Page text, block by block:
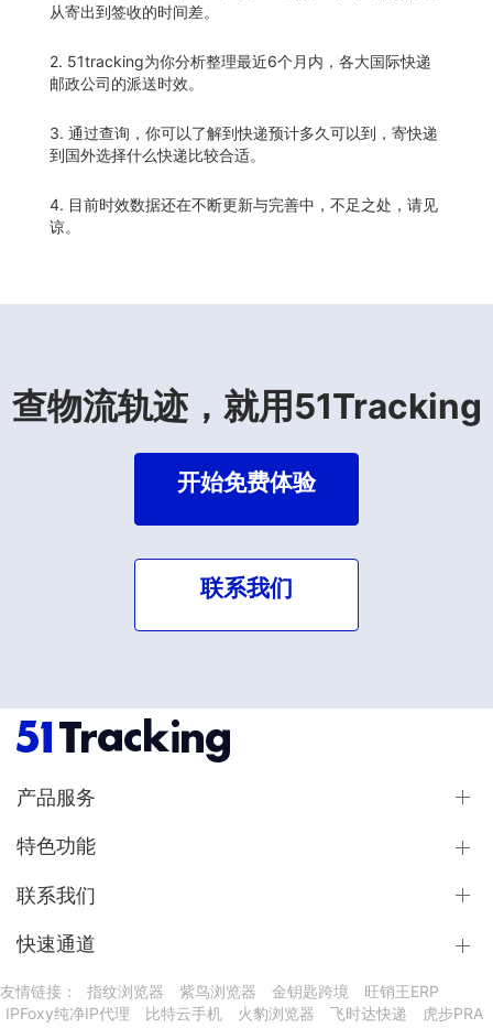
从寄出到签收的时间差。
2. 51tracking为你分析整理最近6个月内，各大国际快递
邮政公司的派送时效。
3. 通过查询，你可以了解到快递预计多久可以到，寄快递
到国外选择什么快递比较合适。
4. 目前时效数据还在不断更新与完善中，不足之处，请见
谅。
查物流轨迹，就用51Tracking
开始免费体验
联系我们
产品服务
特色功能
联系我们
快速通道
友情链接： 指纹浏览器 紫鸟浏览器 金钥匙跨境
旺销王ERP
IPFoxy纯净IP代理
比特云手机 火豹浏览器 飞时达快递
虎步PRA